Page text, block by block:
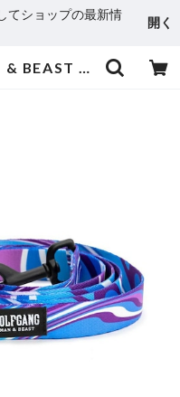
てショップの最新情
開く
WOLFGANG MAN & BEAST /MarbleWave Leash ( S size ) | dogtown.store